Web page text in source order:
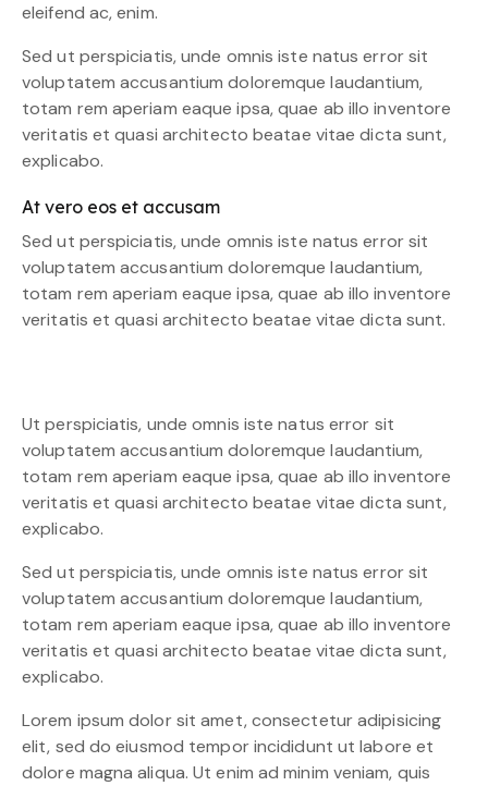
eleifend ac, enim.
Sed ut perspiciatis, unde omnis iste natus error sit
voluptatem accusantium doloremque laudantium,
totam rem aperiam eaque ipsa, quae ab illo inventore
veritatis et quasi architecto beatae vitae dicta sunt,
explicabo.
At vero eos et accusam
Sed ut perspiciatis, unde omnis iste natus error sit
voluptatem accusantium doloremque laudantium,
totam rem aperiam eaque ipsa, quae ab illo inventore
veritatis et quasi architecto beatae vitae dicta sunt.
Ut perspiciatis, unde omnis iste natus error sit
voluptatem accusantium doloremque laudantium,
totam rem aperiam eaque ipsa, quae ab illo inventore
veritatis et quasi architecto beatae vitae dicta sunt,
explicabo.
Sed ut perspiciatis, unde omnis iste natus error sit
voluptatem accusantium doloremque laudantium,
totam rem aperiam eaque ipsa, quae ab illo inventore
veritatis et quasi architecto beatae vitae dicta sunt,
explicabo.
Lorem ipsum dolor sit amet, consectetur adipisicing
elit, sed do eiusmod tempor incididunt ut labore et
dolore magna aliqua. Ut enim ad minim veniam, quis